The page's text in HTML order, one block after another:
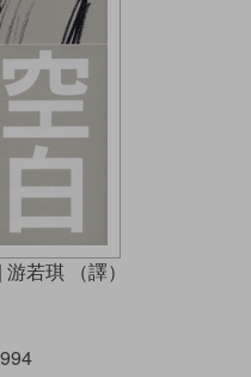
| 游若琪 （譯）